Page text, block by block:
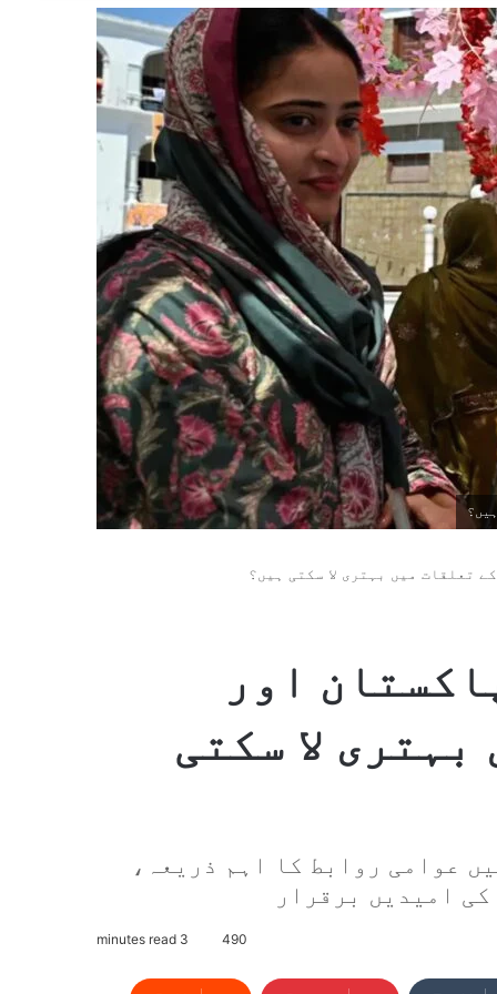
تعلقات میں بہتری لا سکتی ہیں؟
اور
لا سکتی
عوامی روابط کا اہم ذریعہ،
امیدیں برقرار
490